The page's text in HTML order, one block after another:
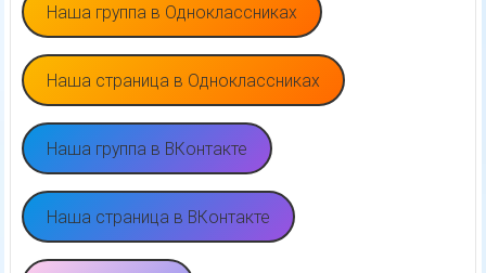
Наша группа в Одноклассниках
Наша страница в Одноклассниках
Наша группа в ВКонтакте
Наша страница в ВКонтакте